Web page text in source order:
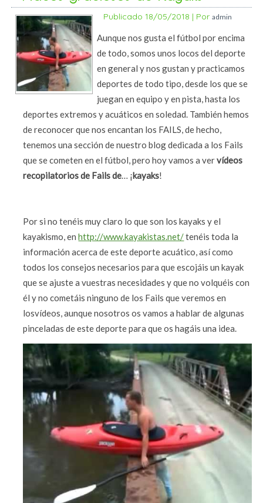
Publicado 18/05/2018 | Por admin
Aunque nos gusta el fútbol por encima
de todo, somos unos locos del deporte
en general y nos gustan y practicamos
deportes de todo tipo, desde los que se
juegan en equipo y en pista, hasta los
deportes extremos y acuáticos en soledad. También hemos
de reconocer que nos encantan los FAILS, de hecho,
tenemos una sección de nuestro blog dedicada a los Fails
que se cometen en el fútbol, pero hoy vamos a vervídeos
recopilatorios de Fails de… ¡kayaks!
Por si no tenéis muy claro lo que son los kayaks y el
kayakismo, enhttp://www.kayakistas.net/tenéis toda la
información acerca de este deporte acuático, así como
todos los consejos necesarios para que escojáis un kayak
que se ajuste a vuestras necesidades y que no volquéis con
él y no cometáis ninguno de los Fails que veremos en
losvídeos, aunque nosotros os vamos a hablar de algunas
pinceladas de este deporte para que os hagáis una idea.